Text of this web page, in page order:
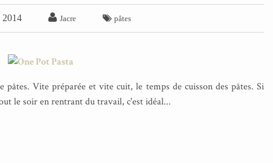
2014  Jacre  pâtes
Vite préparée et vite cuit, le temps de cuisson des pâtes. Si
le soir en rentrant du travail, c'est idéal...